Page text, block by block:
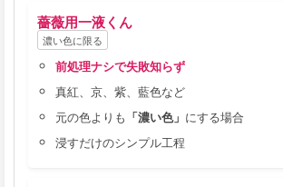
薔薇用一液くん
濃い色に限る
前処理ナシで失敗知らず
真紅、京、紫、藍色など
元の色よりも 「濃い色」 にする場合
浸すだけのシンプル工程